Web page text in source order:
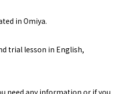
in Omiya.
trial lesson in English,
need any information or if you